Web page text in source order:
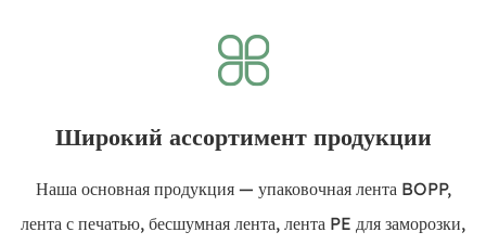
Широкий ассортимент продукции
Наша основная продукция — упаковочная лента BOPP,
лента с печатью, бесшумная лента, лента PE для заморозки,